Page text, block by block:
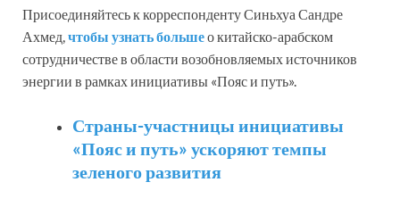
Присоединяйтесь к корреспонденту Синьхуа Сандре
Ахмед, чтобы узнать большео китайско-арабском
сотрудничестве в области возобновляемых источников
энергии в рамках инициативы «Пояс и путь».
Страны-участницы инициативы
«Пояс и путь» ускоряют темпы
зеленого развития